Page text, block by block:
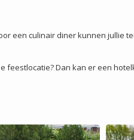
een culinair diner kunnen jullie
Dan kan er een